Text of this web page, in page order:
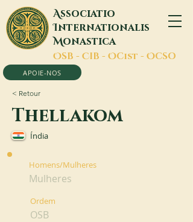
Associatio
Internationalis
Monastica
OSB - CIB - OCist - OCSO
APOIE-NOS
< Retour
Thellakom
Índia
Homens/Mulheres
Mulheres
Ordem
OSB